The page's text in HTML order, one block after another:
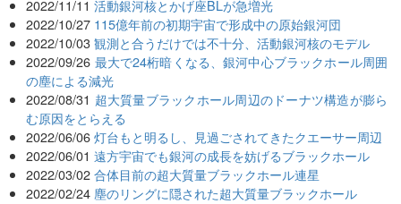
2022/11/11 活動銀河核とかげ座BLが急増光
2022/10/27 115億年前の初期宇宙で形成中の原始銀河団
2022/10/03 観測と合うだけでは不十分、活動銀河核のモデル
2022/09/26 最大で24桁暗くなる、銀河中心ブラックホール周囲
の塵による減光
2022/08/31 超大質量ブラックホール周辺のドーナツ構造が膨ら
む原因をとらえる
2022/06/06 灯台もと明るし、見過ごされてきたクエーサー周辺
2022/06/01 遠方宇宙でも銀河の成長を妨げるブラックホール
2022/03/02 合体目前の超大質量ブラックホール連星
2022/02/24 塵のリングに隠された超大質量ブラックホール